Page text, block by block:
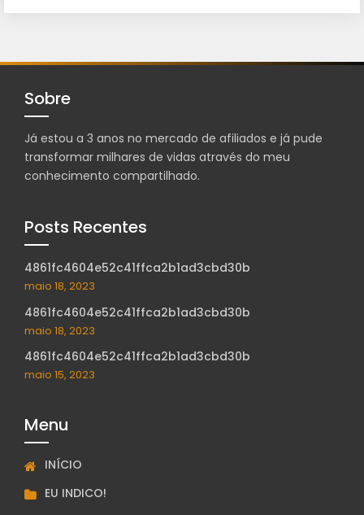
Sobre
Já estou a 3 anos no mercado de afiliados e já pude
transformar milhares de vidas através do meu
conhecimento compartilhado.
Posts Recentes
4861fc4604e52c41ffca2b1ad3cbd30b
maio 18, 2023
4861fc4604e52c41ffca2b1ad3cbd30b
maio 18, 2023
4861fc4604e52c41ffca2b1ad3cbd30b
maio 15, 2023
Menu
INÍCIO
EU INDICO!